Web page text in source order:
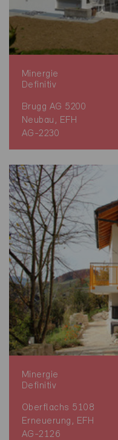
Minergie
Definitiv
Brugg AG 5200
Neubau, EFH
AG-2230
Minergie
Definitiv
Oberflachs 5108
Erneuerung, EFH
AG-2126